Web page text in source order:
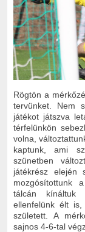
Rögtön a
tervünket. Nem
játékot játszva
térfelünkön
volna,
kaptunk, ami
szünetben
játékrész elején
mozgósítottunk
tálcán kínáltuk
ellenfelünk élt
született. A
sajnos 4-6-tal